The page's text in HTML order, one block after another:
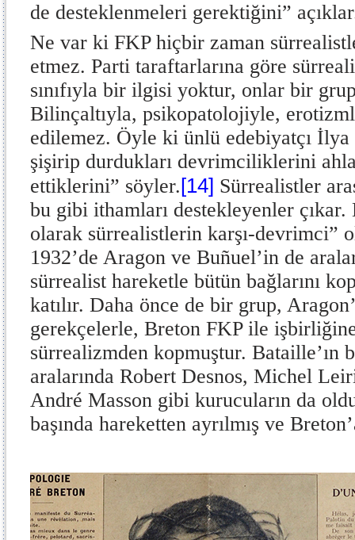
de desteklenmeleri gerektiğini”
Ne var ki FKP hiçbir zaman
etmez. Parti taraftarlarına göre
sınıfıyla bir ilgisi yoktur, onlar bir
Bilinçaltıyla, psikopatolojiyle,
edilemez. Öyle ki ünlü edebiyatçı İlya
şişirip durdukları devrimciliklerini
ettiklerini” söyler.[14] Sürrealistler
bu gibi ithamları destekleyenler
olarak sürrealistlerin karşı-devrimci”
1932’de Aragon ve Buñuel’in de
sürrealist hareketle bütün bağlarını
katılır. Daha önce de bir grup,
gerekçelerle, Breton FKP ile
sürrealizmden kopmuştur. Bataille’ın
aralarında Robert Desnos, Michel
André Masson gibi kurucuların da
başında hareketten ayrılmış ve